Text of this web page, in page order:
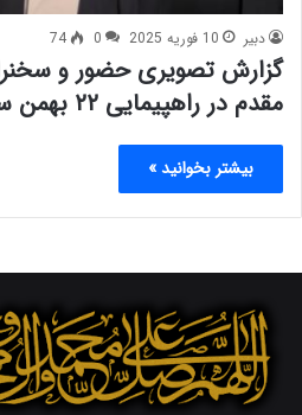
دبیر 10 فوریه 2025 0
74
گزارش تصویری حضور و
مقدم در راهپیمایی ۲۲ بهمن سمنان
بیشتر بخوانید »